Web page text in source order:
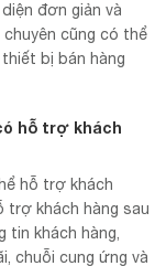
đơn giản và
chuyên cũng có thể
bị bán hàng
hỗ trợ khách
hỗ trợ khách
trợ khách hàng sau
tin khách hàng,
chuỗi cung ứng và